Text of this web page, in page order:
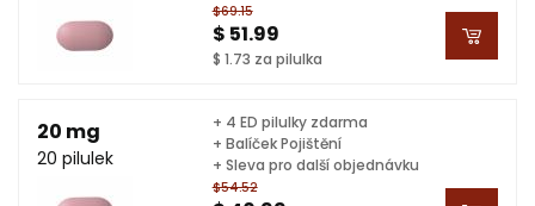
$69.15
$ 51.99
$ 1.73 za pilulka
20 mg
20 pilulek
$54.52
+ 4 ED pilulky zdarma
+ Balíček Pojištění
+ Sleva pro další objednávku